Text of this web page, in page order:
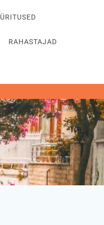
ÜRITUSED
RAHASTAJAD